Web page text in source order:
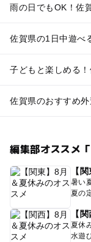
雨の日でもOK！佐
佐賀県の1日中遊べ
子どもと楽しめる
佐賀県のおすすめ
編集部オススメ
【
暑い
夏の
【
夏休
水遊